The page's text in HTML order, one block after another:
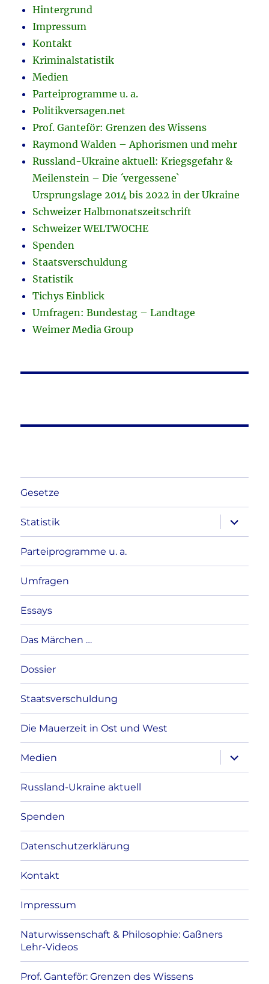
Hintergrund
Impressum
Kontakt
Kriminalstatistik
Medien
Parteiprogramme u. a.
Politikversagen.net
Prof. Ganteför: Grenzen des Wissens
Raymond Walden – Aphorismen und mehr
Russland-Ukraine aktuell: Kriegsgefahr &
Meilenstein – Die ´vergessene`
Ursprungslage 2014 bis 2022 in der Ukraine
Schweizer Halbmonatszeitschrift
Schweizer WELTWOCHE
Spenden
Staatsverschuldung
Statistik
Tichys Einblick
Umfragen: Bundestag – Landtage
Weimer Media Group
Gesetze
Statistik
anzeigen
Parteiprogramme u. a.
Umfragen
Essays
Das Märchen …
Dossier
Staatsverschuldung
Die Mauerzeit in Ost und West
Medien
anzeigen
Russland-Ukraine aktuell
Spenden
Datenschutzerklärung
Kontakt
Impressum
Naturwissenschaft & Philosophie: Gaßners
Lehr-Videos
Prof. Ganteför: Grenzen des Wissens